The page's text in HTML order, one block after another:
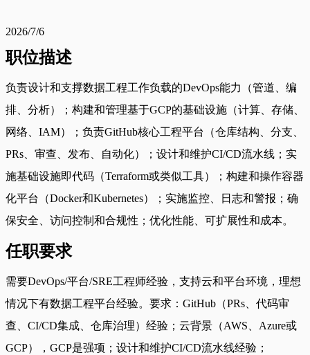
2026/7/6
职位描述
负责设计和支撑数据工程工作负载的DevOps能力（管道、编
排、分析）；构建和管理基于GCP的基础设施（计算、存储、
网络、IAM）；负责GitHub核心工程平台（仓库结构、分支、
PRs、审查、发布、自动化）；设计和维护CI/CD流水线；实
施基础设施即代码（Terraform或类似工具）；构建和操作容器
化平台（Docker和Kubernetes）；实施监控、日志和警报；确
保安全、访问控制和合规性；优化性能、可扩展性和成本。
任职要求
需要DevOps/平台/SRE工程师经验，支持云和平台环境，理想
情况下有数据工程平台经验。要求：GitHub（PRs、代码审
查、CI/CD集成、仓库治理）经验；云背景（AWS、Azure或
GCP），GCP是强项；设计和维护CI/CD流水线经验；